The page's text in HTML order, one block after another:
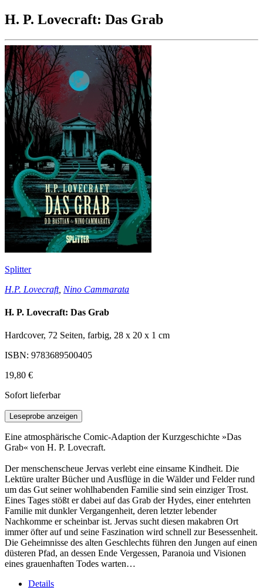
H. P. Lovecraft: Das Grab
Splitter
H.P. Lovecraft, Nino Cammarata
H. P. Lovecraft: Das Grab
Hardcover, 72 Seiten, farbig, 28 x 20 x 1 cm
ISBN: 9783689500405
19,80 €
Sofort lieferbar
Leseprobe anzeigen
Eine atmosphärische Comic-Adaption der Kurzgeschichte »Das
Grab« von H. P. Lovecraft.
Der menschenscheue Jervas verlebt eine einsame Kindheit. Die
Lektüre uralter Bücher und Ausflüge in die Wälder und Felder rund
um das Gut seiner wohlhabenden Familie sind sein einziger Trost.
Eines Tages stößt er dabei auf das Grab der Hydes, einer entehrten
Familie mit dunkler Vergangenheit, deren letzter lebender
Nachkomme er scheinbar ist. Jervas sucht diesen makabren Ort
immer öfter auf und seine Faszination wird schnell zur Besessenheit.
Die Geheimnisse des alten Geschlechts führen den Jungen auf einen
düsteren Pfad, an dessen Ende Vergessen, Paranoia und Visionen
eines grauenhaften Todes warten…
Details